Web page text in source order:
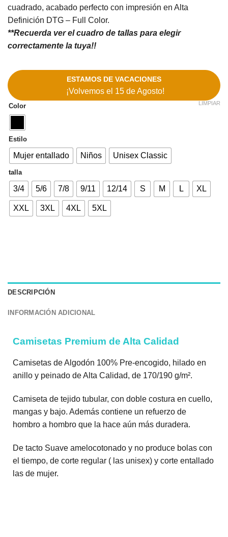
cuadrado, acabado perfecto con impresión en Alta
Definición DTG – Full Color.
**Recuerda ver el cuadro de tallas para elegir
correctamente la tuya!!
ESTAMOS DE VACACIONES
¡Volvemos el 15 de Agosto!
Color
Estilo
Mujer entallado Niños Unisex Classic
talla
3/4 5/6 7/8 9/11 12/14 S M L XL
XXL 3XL 4XL 5XL
LIMPIAR
DESCRIPCIÓN
INFORMACIÓN ADICIONAL
Camisetas Premium de Alta Calidad
Camisetas de Algodón 100% Pre-encogido, hilado en
anillo y peinado de Alta Calidad, de 170/190 g/m².
Camiseta de tejido tubular, con doble costura en cuello,
mangas y bajo. Además contiene un refuerzo de
hombro a hombro que la hace aún más duradera.
De tacto Suave amelocotonado y no produce bolas con
el tiempo, de corte regular ( las unisex) y corte entallado
las de mujer.